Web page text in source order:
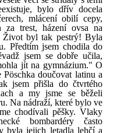
bylo dřív docela
mlácení obilí cepy,
za trest, házení ovsa na
Život byl tak pestrý! Byla
Předtím jsem chodila do
jsem se dobře učila,
jít na gymnázium." O
Pöschka doučovat latinu a
jsem přišla do čtvrtého
a my jsme se běželi
Na nádraží, které bylo ve
chodívali pěšky. Vlaky
bombardéry často
byla jejich letadla lehčí a